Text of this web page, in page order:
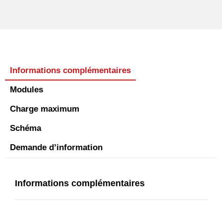
Informations complémentaires
Modules
Charge maximum
Schéma
Demande d’information
Informations complémentaires